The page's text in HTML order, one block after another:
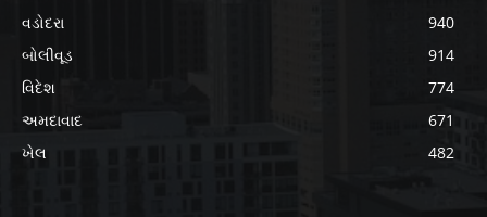
વડોદરા
940
બોલીવૂડ
914
વિદેશ
774
અમદાવાદ
671
ખેલ
482